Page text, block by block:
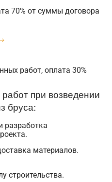
70% от суммы договора
работ, оплата 30%
при возведении
бруса:
разработка
материалов.
строительства.